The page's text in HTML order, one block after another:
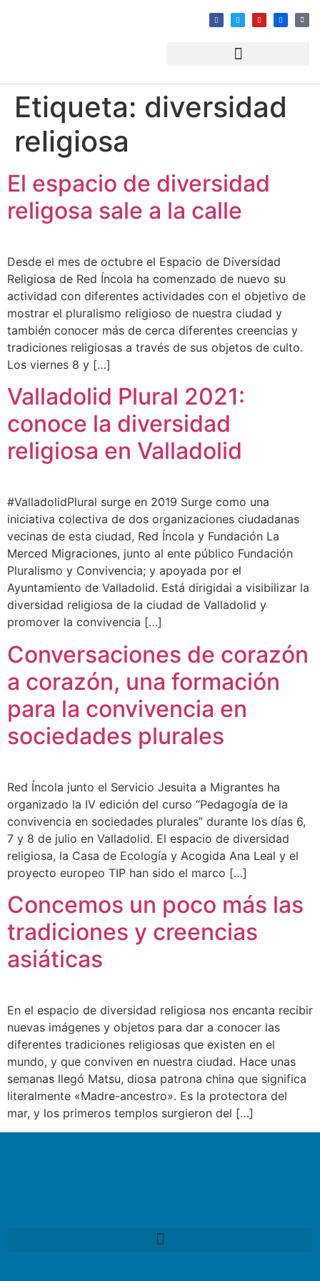
Etiqueta: diversidad
religiosa
El espacio de diversidad
religosa sale a la calle
Desde el mes de octubre el Espacio de Diversidad
Religiosa de Red Íncola ha comenzado de nuevo su
actividad con diferentes actividades con el objetivo de
mostrar el pluralismo religioso de nuestra ciudad y
también conocer más de cerca diferentes creencias y
tradiciones religiosas a través de sus objetos de culto.
Los viernes 8 y […]
Valladolid Plural 2021:
conoce la diversidad
religiosa en Valladolid
#ValladolidPlural surge en 2019 Surge como una
iniciativa colectiva de dos organizaciones ciudadanas
vecinas de esta ciudad, Red Íncola y Fundación La
Merced Migraciones, junto al ente público Fundación
Pluralismo y Convivencia; y apoyada por el
Ayuntamiento de Valladolid. Está dirigidai a visibilizar la
diversidad religiosa de la ciudad de Valladolid y
promover la convivencia […]
Conversaciones de corazón
a corazón, una formación
para la convivencia en
sociedades plurales
Red Íncola junto el Servicio Jesuita a Migrantes ha
organizado la IV edición del curso “Pedagogía de la
convivencia en sociedades plurales” durante los días 6,
7 y 8 de julio en Valladolid. El espacio de diversidad
religiosa, la Casa de Ecología y Acogida Ana Leal y el
proyecto europeo TIP han sido el marco […]
Concemos un poco más las
tradiciones y creencias
asiáticas
En el espacio de diversidad religiosa nos encanta recibir
nuevas imágenes y objetos para dar a conocer las
diferentes tradiciones religiosas que existen en el
mundo, y que conviven en nuestra ciudad. Hace unas
semanas llegó Matsu, diosa patrona china que significa
literalmente «Madre-ancestro». Es la protectora del
mar, y los primeros templos surgieron del […]